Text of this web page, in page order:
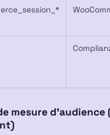
mesure d’audience